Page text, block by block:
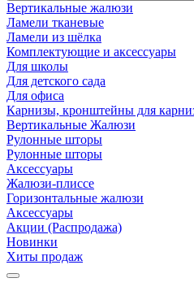
Вертикальные жалюзи
Ламели тканевые
Ламели из шёлка
Комплектующие и аксессуары
Для школы
Для детского сада
Для офиса
Карнизы, кронштейны для
Вертикальные Жалюзи
Рулонные шторы
Рулонные шторы
Аксессуары
Жалюзи-плиссе
Горизонтальные жалюзи
Аксессуары
Акции (Распродажа)
Новинки
Хиты продаж